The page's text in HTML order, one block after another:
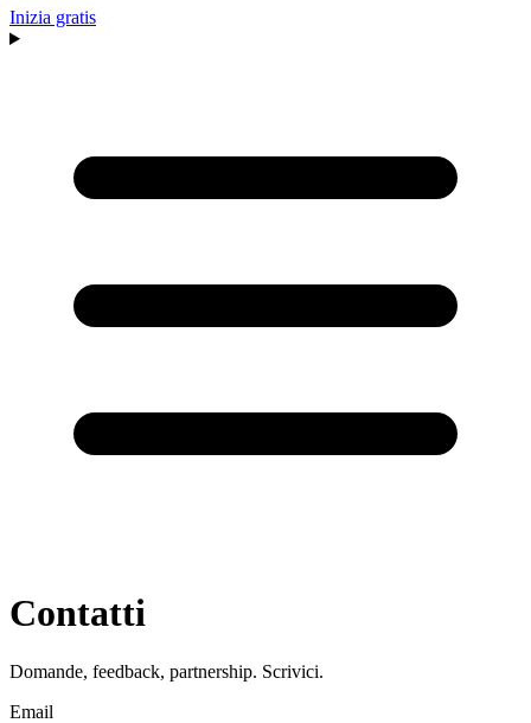
Inizia gratis
Contatti
Domande, feedback, partnership. Scrivici.
Email